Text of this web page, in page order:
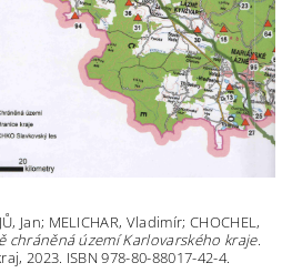
Jan; MELICHAR, Vladimír; CHOCHEL,
chráněná území Karlovarského kraje.
2023. ISBN 978-80-88017-42-4.